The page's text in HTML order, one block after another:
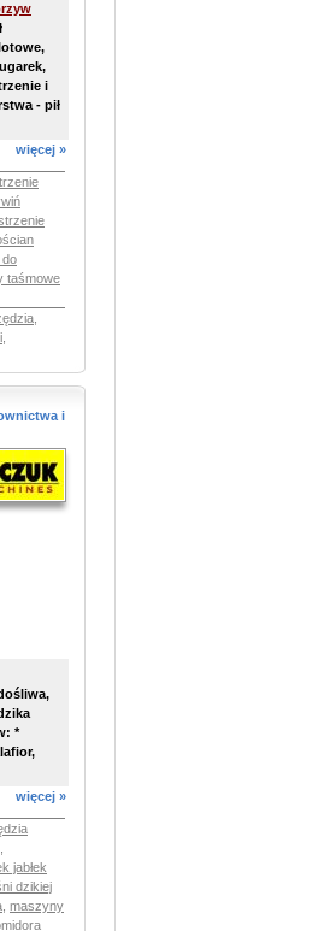
i
- pił
więcej »
taśmowe
i
*
więcej »
jabłek
dzikiej
maszyny